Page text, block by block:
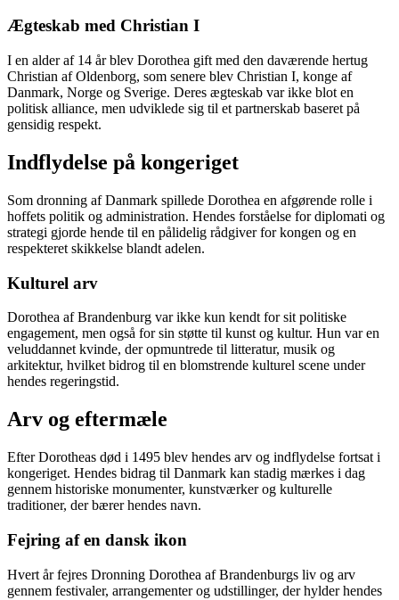
Ægteskab med Christian I
I en alder af 14 år blev Dorothea gift med den daværende hertug
Christian af Oldenborg, som senere blev Christian I, konge af
Danmark, Norge og Sverige. Deres ægteskab var ikke blot en
politisk alliance, men udviklede sig til et partnerskab baseret på
gensidig respekt.
Indflydelse på kongeriget
Som dronning af Danmark spillede Dorothea en afgørende rolle i
hoffets politik og administration. Hendes forståelse for diplomati og
strategi gjorde hende til en pålidelig rådgiver for kongen og en
respekteret skikkelse blandt adelen.
Kulturel arv
Dorothea af Brandenburg var ikke kun kendt for sit politiske
engagement, men også for sin støtte til kunst og kultur. Hun var en
veluddannet kvinde, der opmuntrede til litteratur, musik og
arkitektur, hvilket bidrog til en blomstrende kulturel scene under
hendes regeringstid.
Arv og eftermæle
Efter Dorotheas død i 1495 blev hendes arv og indflydelse fortsat i
kongeriget. Hendes bidrag til Danmark kan stadig mærkes i dag
gennem historiske monumenter, kunstværker og kulturelle
traditioner, der bærer hendes navn.
Fejring af en dansk ikon
Hvert år fejres Dronning Dorothea af Brandenburgs liv og arv
gennem festivaler, arrangementer og udstillinger, der hylder hendes